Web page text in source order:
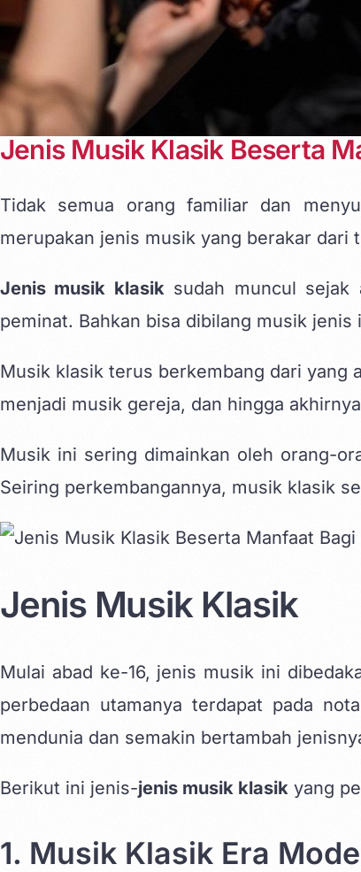
Jenis Musik Klasik Beserta
Tidak semua orang familiar dan
merupakan jenis musik yang berakar dari
Jenis musik klasiksudah muncul sejak
peminat. Bahkan bisa dibilang musik jenis
Musik klasik terus berkembang dari yang
menjadi musik gereja, dan hingga
Musik ini sering dimainkan oleh orang-
Seiring perkembangannya, musik klasik
Jenis Musik Klasik
Mulai abad ke-16, jenis musik ini
perbedaan utamanya terdapat pada
mendunia dan semakin bertambah
Berikut ini jenis-jenis musik klasik yang
1. Musik Klasik Era